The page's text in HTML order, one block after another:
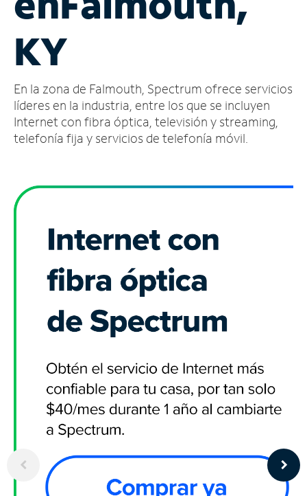
cuenta
Encuentra
tienda
KY
En la zona de Falmouth, Spectrum ofrece servicios
líderes en la industria, entre los que se incluyen
Internet con fibra óptica, televisión y streaming,
telefonía fija y servicios de telefonía móvil.